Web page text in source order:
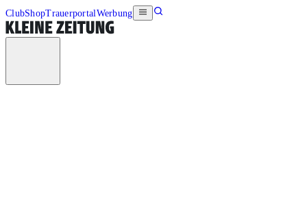
ClubShopTrauerportalWerbung